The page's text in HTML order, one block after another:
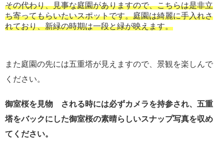
その代わり、見事な庭園がありますので、こちらは是非立
ち寄ってもらいたいスポットです。庭園は綺麗に手入れさ
れており、新緑の時期は一段と緑が映えます。
また庭園の先には五重塔が見えますので、景観を楽しんで
ください。
御室桜を見物 される時には必ずカメラを持参され、五重
塔をバックにした御室桜の素晴らしいスナップ写真を収め
てください。